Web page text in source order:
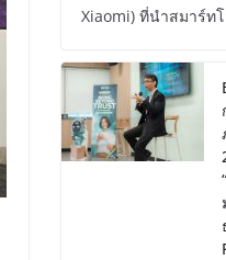
Xiaomi) ที่นำสมาร์ท